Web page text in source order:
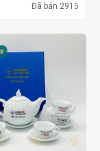
Đã bán 2915